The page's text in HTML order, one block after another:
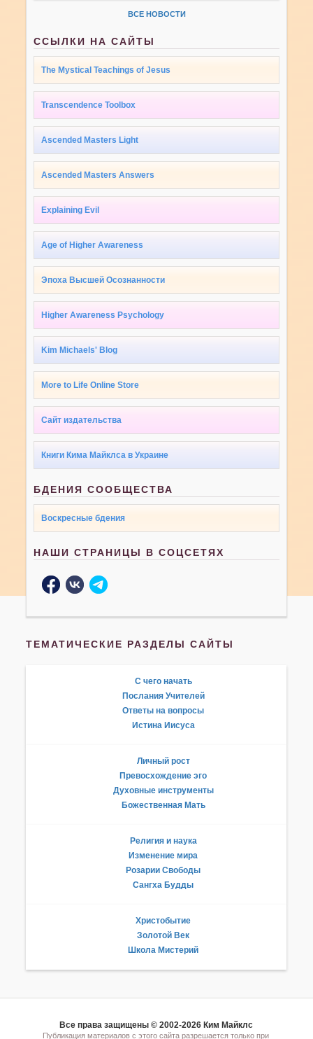
ВСЕ НОВОСТИ
ССЫЛКИ НА САЙТЫ
The Mystical Teachings of Jesus
Transcendence Toolbox
Ascended Masters Light
Ascended Masters Answers
Explaining Evil
Age of Higher Awareness
Эпоха Высшей Осознанности
Higher Awareness Psychology
Kim Michaels' Blog
More to Life Online Store
Сайт издательства
Книги Кима Майклса в Украине
БДЕНИЯ СООБЩЕСТВА
Воскресные бдения
НАШИ СТРАНИЦЫ В СОЦСЕТЯХ
ТЕМАТИЧЕСКИЕ РАЗДЕЛЫ САЙТЫ
С чего начать
Послания Учителей
Ответы на вопросы
Истина Иисуса
Личный рост
Превосхождение эго
Духовные инструменты
Божественная Мать
Религия и наука
Изменение мира
Розарии Свободы
Сангха Будды
Христобытие
Золотой Век
Школа Мистерий
Все права защищены © 2002-2026 Ким Майклс
Публикация материалов с этого сайта разрешается только при